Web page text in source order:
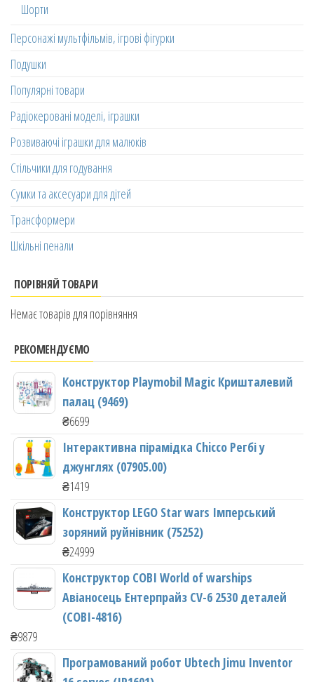
Шорти
Персонажі мультфільмів, ігрові фігурки
Подушки
Популярні товари
Радіокеровані моделі, іграшки
Розвиваючі іграшки для малюків
Стільчики для годування
Сумки та аксесуари для дітей
Трансформери
Шкільні пенали
ПОРІВНЯЙ ТОВАРИ
Немає товарів для порівняння
РЕКОМЕНДУЄМО
Конструктор Playmobil Magic Кришталевий
палац (9469)
₴6699
Інтерактивна пірамідка Chicco Регбі у
джунглях (07905.00)
₴1419
Конструктор LEGO Star wars Імперський
зоряний руйнівник (75252)
₴24999
Конструктор COBI World of warships
Авіаносець Ентерпрайз CV-6 2530 деталей
(COBI-4816)
₴9879
Програмований робот Ubtech Jimu Inventor